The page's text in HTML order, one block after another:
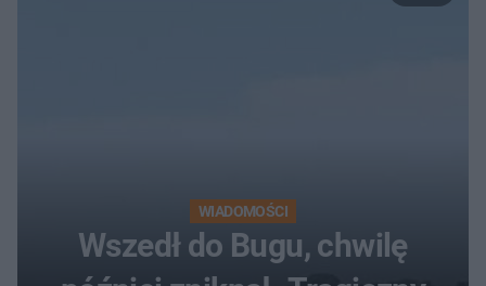
WIADOMOŚCI
Wszedł do Bugu, chwilę